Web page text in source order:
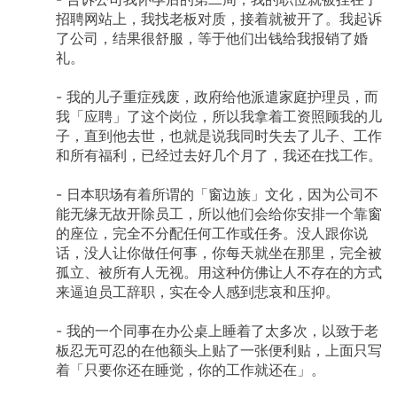
招聘网站上，我找老板对质，接着就被开了。我起诉
了公司，结果很舒服，等于他们出钱给我报销了婚
礼。
- 我的儿子重症残废，政府给他派遣家庭护理员，而
我「应聘」了这个岗位，所以我拿着工资照顾我的儿
子，直到他去世，也就是说我同时失去了儿子、工作
和所有福利，已经过去好几个月了，我还在找工作。
- 日本职场有着所谓的「窗边族」文化，因为公司不
能无缘无故开除员工，所以他们会给你安排一个靠窗
的座位，完全不分配任何工作或任务。没人跟你说
话，没人让你做任何事，你每天就坐在那里，完全被
孤立、被所有人无视。用这种仿佛让人不存在的方式
来逼迫员工辞职，实在令人感到悲哀和压抑。
- 我的一个同事在办公桌上睡着了太多次，以致于老
板忍无可忍的在他额头上贴了一张便利贴，上面只写
着「只要你还在睡觉，你的工作就还在」。